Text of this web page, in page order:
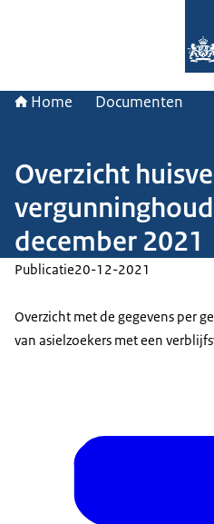
Home Documenten
Overzicht
december 2021
Publicatie20-12-2021
Overzicht met de gegevens per
van asielzoekers met een